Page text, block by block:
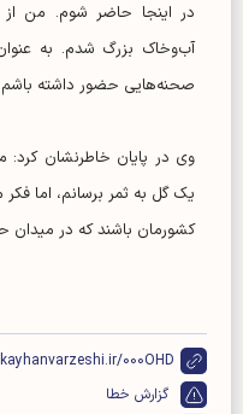
در اینجا حاضر شوم. من
آب‌وخاک بزرگ شدم. به
صحنه‌هایی حضور داشته
وی در پایان خاطرنشان
یک گل به ثمر برسانم، اما
کشورمان باشند که در میدان
000OHD
گزارش خطا